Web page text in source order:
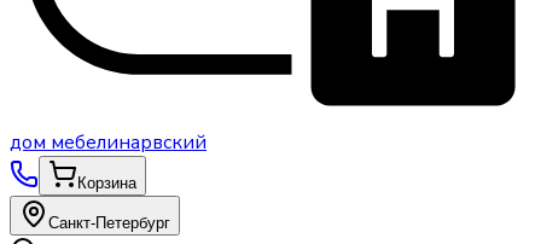
дом мебелинарвский
Корзина
Санкт-Петербург